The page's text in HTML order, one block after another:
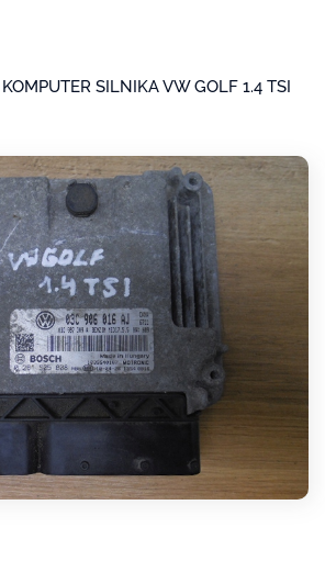
SILNIKA VW GOLF 1.4 TSI